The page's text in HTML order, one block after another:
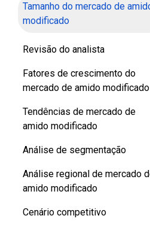
Tamanho do mercado de
modificado
Revisão do analista
Fatores de crescimento do
mercado de amido modificado
Tendências de mercado de
amido modificado
Análise de segmentação
Análise regional de mercado
amido modificado
Cenário competitivo